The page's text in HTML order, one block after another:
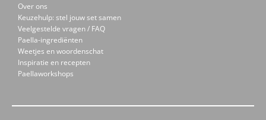
Over ons
Keuzehulp: stel jouw set samen
Veelgestelde vragen / FAQ
Paella-ingrediënten
Weetjes en woordenschat
Inspiratie en recepten
Paellaworkshops